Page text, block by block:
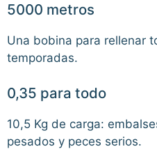
5000 metros
Una bobina para rellenar
temporadas.
0,35 para todo
10,5 Kg de carga:
pesados y peces serios.